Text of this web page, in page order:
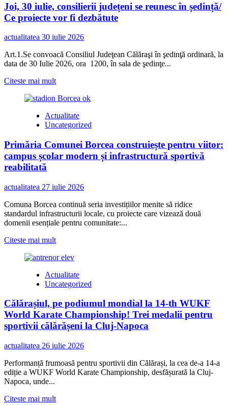
și
microbuzul
turistic
„FrogBus”,
concesionate
pentru
49
ani
Joi, 30 iulie, consilierii județeni se reunesc în ședință/
Ce proiecte vor fi dezbătute
actualitatea 30 iulie 2026
Art.1.Se convoacă Consiliul Judeţean Călăraşi în şedinţă ordinară, la
data de 30 Iulie 2026, ora 1200, în sala de şedinţe...
Citeste mai multRead
about
30
iulie,
județeni
se
reunesc
Ce
proiecte
vor
fi
dezbătute
Actualitate
Uncategorized
Primăria Comunei Borcea construiește pentru viitor:
campus școlar modern și infrastructură sportivă
reabilitată
actualitatea 27 iulie 2026
Comuna Borcea continuă seria investițiilor menite să ridice
standardul infrastructurii locale, cu proiecte care vizează două
domenii esențiale pentru comunitate:...
Citeste mai multRead
about
Comunei
Borcea
pentru
viitor:
campus
școlar
și
infrastructură
sportivă
reabilitată
Actualitate
Uncategorized
Călărașiul, pe podiumul mondial la 14-th WUKF
World Karate Championship! Trei medalii pentru
sportivii călărășeni la Cluj-Napoca
actualitatea 26 iulie 2026
Performanță frumoasă pentru sportivii din Călărași, la cea de-a 14-a
ediție a WUKF World Karate Championship, desfășurată la Cluj-
Napoca, unde...
Citeste mai multRead